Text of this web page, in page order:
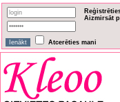
Aizmirsāt
Atcerēties mani